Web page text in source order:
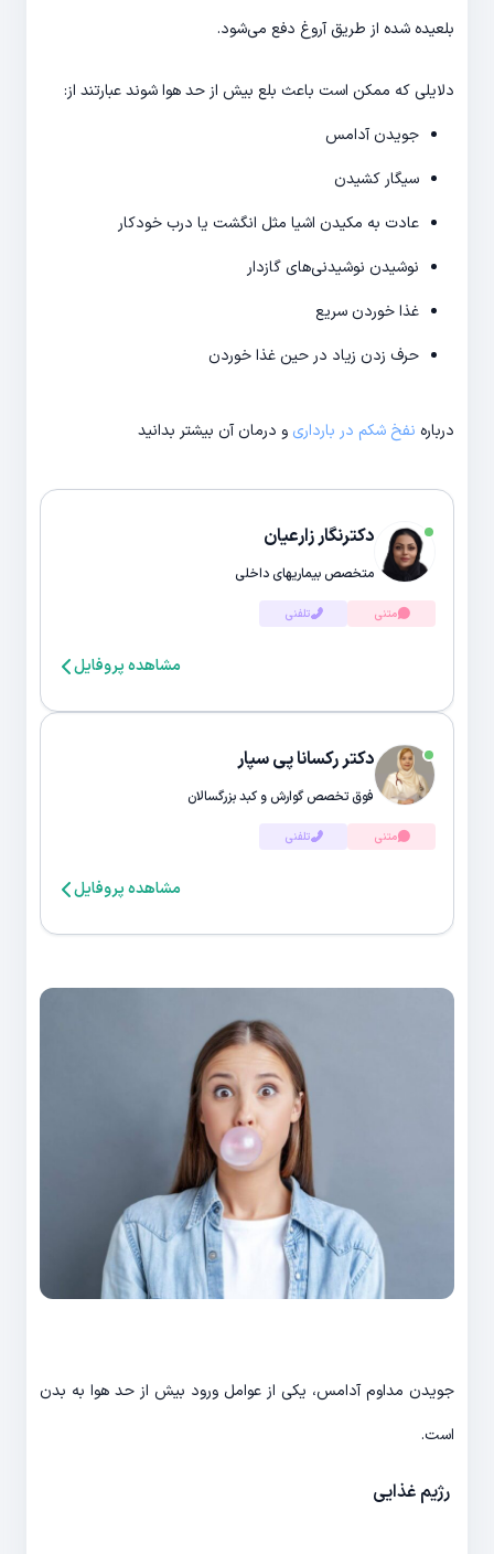
بلعیده شده از طریق آروغ دفع می­‌شود.
دلایلی که ممکن است باعث بلع بیش از حد هوا شوند عبارتند از:
جویدن آدامس
سیگار کشیدن
عادت به مکیدن اشیا مثل انگشت یا درب خودکار
نوشیدن نوشیدنی­‌های گازدار
غذا خوردن سریع
حرف زدن زیاد در حین غذا خوردن
درباره نفخ شکم در بارداری و درمان آن بیشتر بدانید
دکترنگار زارعیان
متخصص بیماریهای داخلی
متنی تلفنی
مشاهده پروفایل
دکتر رکسانا پی سپار
فوق تخصص گوارش و کبد بزرگسالان
متنی تلفنی
مشاهده پروفایل
جویدن مداوم آدامس، یکی از عوامل ورود بیش از حد هوا به بدن
است.
رژیم غذایی